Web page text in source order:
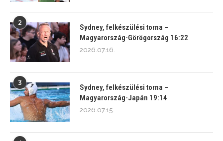
2
Sydney, felkészülési torna –
Magyarország-Görögország 16:22
2026.07.16.
3
Sydney, felkészülési torna –
Magyarország-Japán 19:14
2026.07.15.